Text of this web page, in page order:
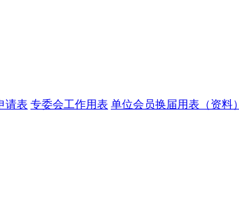
请表 专委会工作用表 单位会员换届用表（资料）